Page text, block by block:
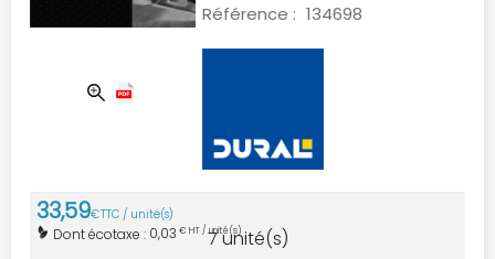
Référence : 134698
33,59€TTC / unité(s)
Dont écotaxe : 0,03 € HT / unité(s)
7unité(s)